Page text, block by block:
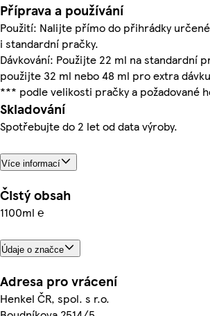
Příprava a používání
Použití: Nalijte přímo do přihrádky
i standardní pračky.
Dávkování: Použijte 22 ml na standardní
použijte 32 ml nebo 48 ml pro extra
*** podle velikosti pračky a požadované
Skladování
Spotřebujte do 2 let od data výroby.
Více informací
Čistý obsah
1100ml ℮
Údaje o značce
Adresa pro vrácení
Henkel ČR, spol. s r.o.